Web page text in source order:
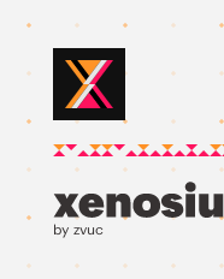
by zvuc